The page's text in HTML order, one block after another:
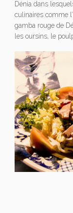
Dénia dans
culinaires comme
gamba rouge de
les oursins, le